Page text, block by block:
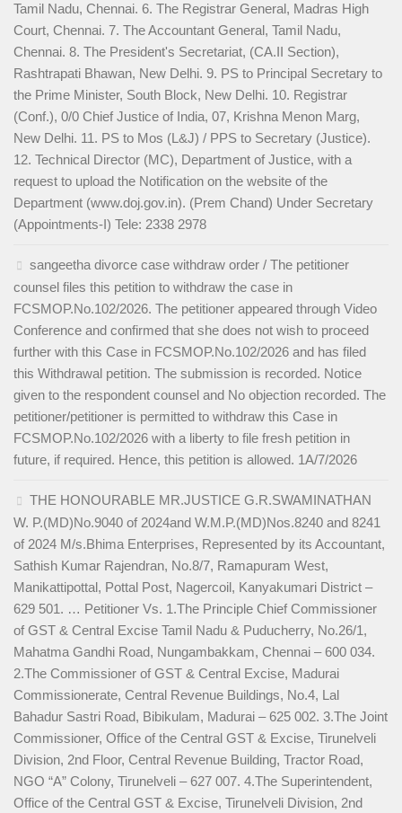
Tamil Nadu, Chennai. 6. The Registrar General, Madras High
Court, Chennai. 7. The Accountant General, Tamil Nadu,
Chennai. 8. The President's Secretariat, (CA.II Section),
Rashtrapati Bhawan, New Delhi. 9. PS to Principal Secretary to
the Prime Minister, South Block, New Delhi. 10. Registrar
(Conf.), 0/0 Chief Justice of India, 07, Krishna Menon Marg,
New Delhi. 11. PS to Mos (L&J) / PPS to Secretary (Justice).
12. Technical Director (MC), Department of Justice, with a
request to upload the Notification on the website of the
Department (www.doj.gov.in). (Prem Chand) Under Secretary
(Appointments-I) Tele: 2338 2978
sangeetha divorce case withdraw order / The petitioner
counsel files this petition to withdraw the case in
FCSMOP.No.102/2026. The petitioner appeared through Video
Conference and confirmed that she does not wish to proceed
further with this Case in FCSMOP.No.102/2026 and has filed
this Withdrawal petition. The submission is recorded. Notice
given to the respondent counsel and No objection recorded. The
petitioner/petitioner is permitted to withdraw this Case in
FCSMOP.No.102/2026 with a liberty to file fresh petition in
future, if required. Hence, this petition is allowed. 1A/7/2026
THE HONOURABLE MR.JUSTICE G.R.SWAMINATHAN
W. P.(MD)No.9040 of 2024and W.M.P.(MD)Nos.8240 and 8241
of 2024 M/s.Bhima Enterprises, Represented by its Accountant,
Sathish Kumar Rajendran, No.8/7, Ramapuram West,
Manikattipottal, Pottal Post, Nagercoil, Kanyakumari District –
629 501. … Petitioner Vs. 1.The Principle Chief Commissioner
of GST & Central Excise Tamil Nadu & Puducherry, No.26/1,
Mahatma Gandhi Road, Nungambakkam, Chennai – 600 034.
2.The Commissioner of GST & Central Excise, Madurai
Commissionerate, Central Revenue Buildings, No.4, Lal
Bahadur Sastri Road, Bibikulam, Madurai – 625 002. 3.The Joint
Commissioner, Office of the Central GST & Excise, Tirunelveli
Division, 2nd Floor, Central Revenue Building, Tractor Road,
NGO “A” Colony, Tirunelveli – 627 007. 4.The Superintendent,
Office of the Central GST & Excise, Tirunelveli Division, 2nd